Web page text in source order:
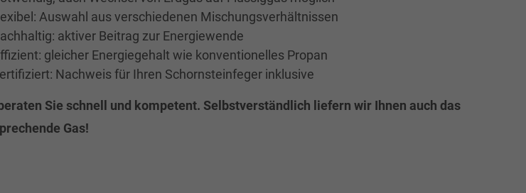
Auswahl aus verschiedenen Mischungsverhältnissen
aktiver Beitrag zur Energiewende
gleicher Energiegehalt wie konventionelles Propan
Nachweis für Ihren Schornsteinfeger inklusive
Sie schnell und kompetent. Selbstverständlich liefern wir Ihnen auch das
Gas!